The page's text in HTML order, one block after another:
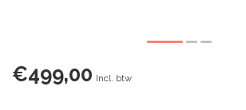
€499,00 Incl. btw